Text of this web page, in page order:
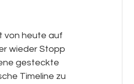
von heute auf
wieder Stopp
gesteckte
Timeline zu